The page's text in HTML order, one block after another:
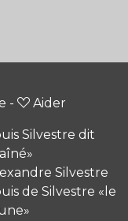
- Aider
Silvestre dit
Silvestre
de Silvestre «le